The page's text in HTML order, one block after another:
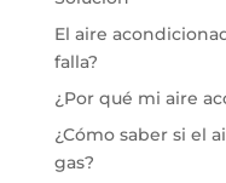
El aire
falla?
¿Por qué mi aire
¿Cómo saber si el
gas?